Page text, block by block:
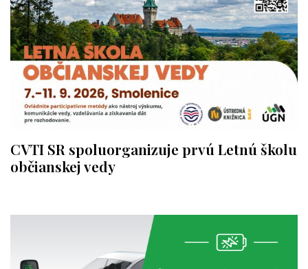
CVTI SR spoluorganizuje prvú Letnú školu
občianskej vedy